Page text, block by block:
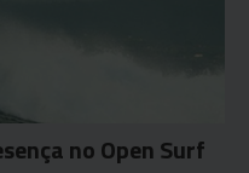
no Open Surf